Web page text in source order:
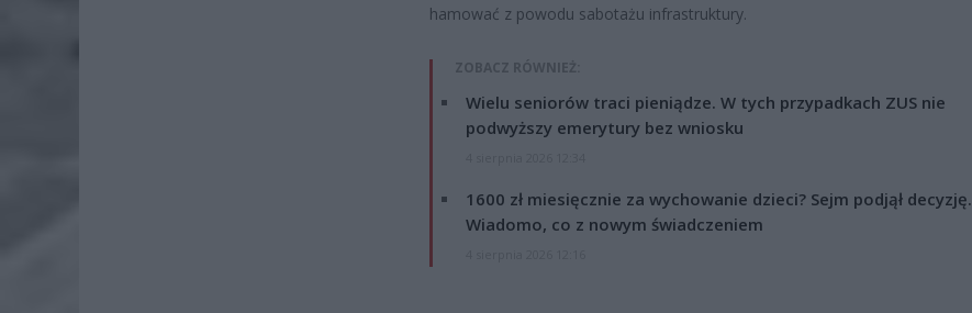
hamować z powodu sabotażu infrastruktury.
ZOBACZ RÓWNIEŻ:
Wielu seniorów traci pieniądze. W tych przypadkach ZUS nie
podwyższy emerytury bez wniosku
1600 zł miesięcznie za wychowanie dzieci? Sejm podjął decyzję.
Wiadomo, co z nowym świadczeniem